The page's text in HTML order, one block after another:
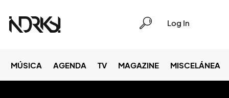
Log In
MÚSICA AGENDA TV MAGAZINE MISCELÁNEA